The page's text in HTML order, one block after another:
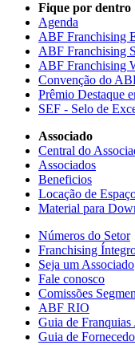
Fique por dentro
Agenda
ABF Franchising
ABF Franchising
ABF Franchising
Convenção do
Prêmio Destaque
SEF - Selo de
Associado
Central do
Associados
Beneficios
Locação de
Material para
Números do Setor
Franchising
Seja um Associado
Fale conosco
Comissões
ABF RIO
Guia de
Guia de